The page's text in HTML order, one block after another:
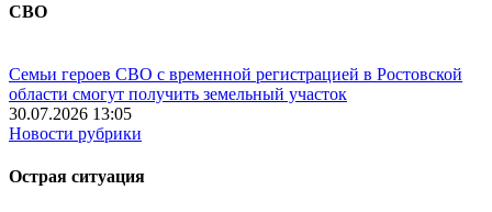
СВО
Семьи героев СВО с временной регистрацией в Ростовской
области смогут получить земельный участок
30.07.2026 13:05
Новости рубрики
Острая ситуация